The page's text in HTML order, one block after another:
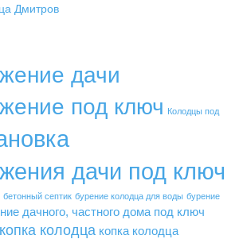
Дмитров
дачи
под ключ Колодцы под
дачи под ключ
бетонный септик бурение колодца для воды бурение
дачного, частного дома под ключ
копка колодца копка колодца